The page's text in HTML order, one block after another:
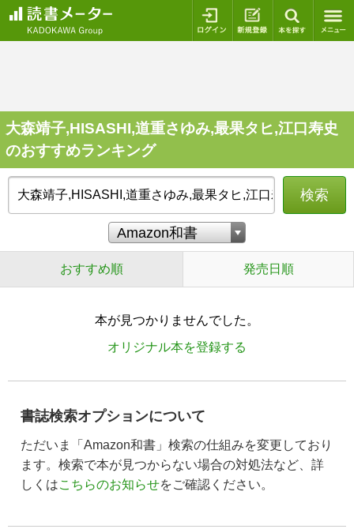
ログイン 新規登録
大森靖子,HISASHI,道重さゆみ,最果タヒ,江口寿史
のおすすめランキング
検索
おすすめ順 発売日順
本が見つかりませんでした。
オリジナル本を登録する
書誌検索オプションについて
ただいま「Amazon和書」検索の仕組みを変更しており
ます。検索で本が見つからない場合の対処法など、詳
しくはこちらのお知らせをご確認ください。